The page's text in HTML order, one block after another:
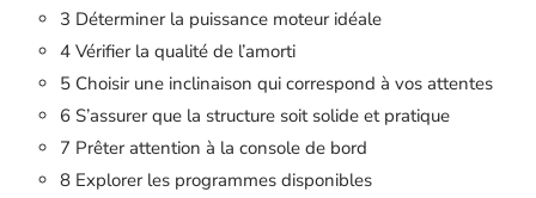
3 Déterminer la puissance moteur idéale
4 Vérifier la qualité de l’amorti
5 Choisir une inclinaison qui correspond à vos attentes
6 S’assurer que la structure soit solide et pratique
7 Prêter attention à la console de bord
8 Explorer les programmes disponibles